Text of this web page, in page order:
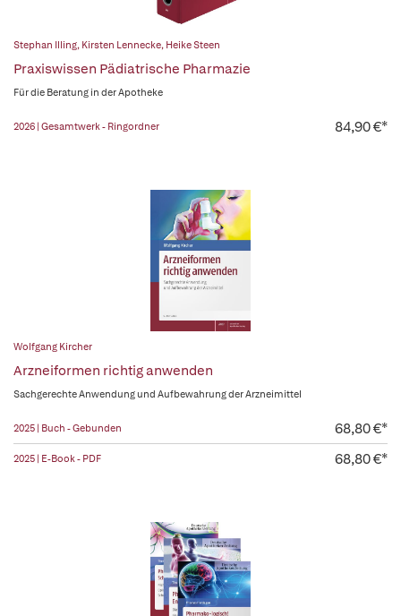
Stephan Illing, Kirsten Lennecke, Heike Steen
Praxiswissen Pädiatrische Pharmazie
Für die Beratung in der Apotheke
2026 | Gesamtwerk - Ringordner 84,90 €*
Wolfgang Kircher
Arzneiformen richtig anwenden
Sachgerechte Anwendung und Aufbewahrung der Arzneimittel
2025 | Buch - Gebunden 68,80 €*
2025 | E-Book - PDF 68,80 €*